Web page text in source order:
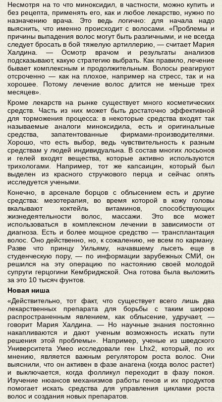
Несмотря на то что миноксидил, в частности, можно купить и
без рецепта, применять его, как и любое лекарство, нужно по
назначению врача. Это ведь логично: для начала надо
выяснить, что именно происходит с волосами. «Проблемы и
причины выпадения волос могут быть различными, и не всегда
следует бросать в бой тяжелую артиллерию, — считает Мария
Халдина. — Осмотр врачом и результаты анализов
подсказывают, какую стратегию выбрать. Как правило, лечение
бывает комплексным и продолжительным. Волосы реагируют
отсроченно — как на плохое, например на стресс, так и на
хорошее. Потому лечение волос длится не меньше трех
месяцев».
Кроме лекарств на рынке существует много косметических
средств. Часть из них может быть достаточно эффективной
для торможения процесса: в некоторые средства входят так
называемые аналоги миноксидила, есть и оригинальные
средства, запатентованные фирмами-производителями.
Хорошо, что есть выбор, ведь чувствительность к разным
средствам у людей индивидуальна. В состав многих лосьонов
и гелей входят вещества, которые активно используются
трихологами. Например, тот же капсаицин, который был
выделен из красного стручкового перца и сейчас опять
исследуется учеными.
Конечно, в арсенале борцов с облысением есть и другие
средства: мезотерапия, во время которой в кожу головы
вкалывают коктейль витаминов, способствующих
жизнедеятельности волос, массажи. Это все может
использоваться в комплексном лечении в зависимости от
диагноза. Есть и более мощное средство — трансплантация
волос. Оно действенно, но, к сожалению, не всем по карману.
Разве что принцу Уильяму, начавшему лысеть еще в
студенческую пору, — по информации зарубежных СМИ, он
решился на эту операцию по настоянию своей молодой
супруги герцогини Кембриджской. Она готова была выложить
за это 10 тысяч фунтов.
Новая ниша
«Действительно, тот факт, что существует всего лишь два
лекарственных препарата для борьбы с таким широко
распространенным явлением, как облысение, удручает, —
говорит Мария Халдина. — Но научные знания постоянно
накапливаются и дают ученым возможность искать пути
решения этой проблемы». Например, ученые из шведского
Университета Умео исследовали ген Lhx2, который, по их
мнению, является важным регулятором роста волос. Они
выяснили, что он активен в фазе анагена (когда волос растет)
и выключается, когда фолликул переходит в фазу покоя.
Изучение нюансов механизмов работы генов и их продуктов
помогает искать средства для управления циклами роста
волос и создания новых препаратов.